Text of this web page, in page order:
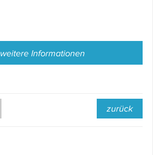
weitere Informationen
zurück